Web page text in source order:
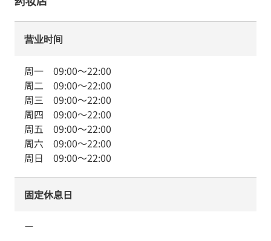
营业时间
周一 09:00～22:00
周二 09:00～22:00
周三 09:00～22:00
周四 09:00～22:00
周五 09:00～22:00
周六 09:00～22:00
周日 09:00～22:00
固定休息日
ー